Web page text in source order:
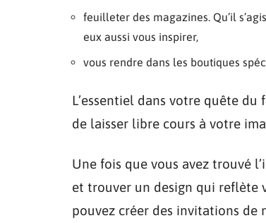
feuilleter des magazines. Qu’il
eux aussi vous inspirer,
vous rendre dans les boutiques
L’essentiel dans votre quête
de laisser libre cours à votre
Une fois que vous avez trouvé
et trouver un design qui reflète
pouvez créer des invitations